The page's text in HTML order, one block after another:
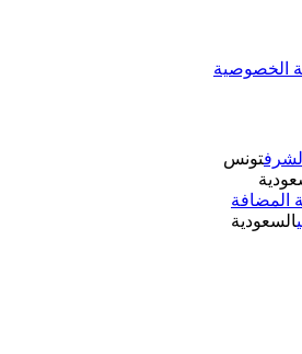
تونس
المضافة